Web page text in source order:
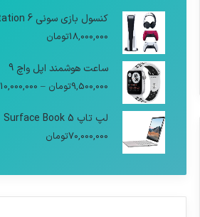
کنسول بازی سونی PlayStation 6
18,000,000تومان
ساعت هوشمند اپل واچ 9
9,500,000تومان –
10,000,000
لپ تاپ Surface Book 5
70,000,000تومان